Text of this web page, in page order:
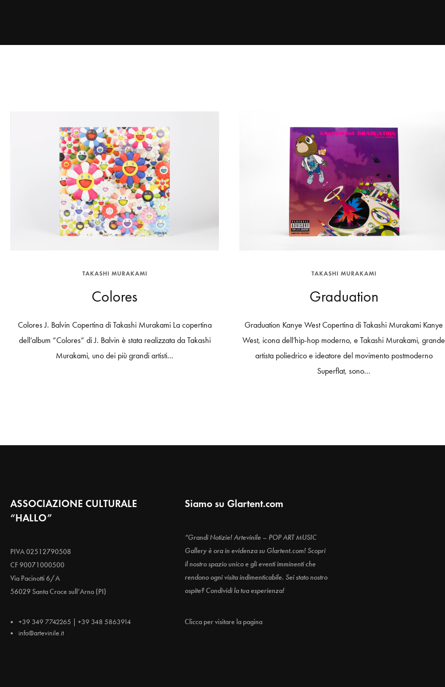
TAKASHI MURAKAMI
Colores
Colores J. Balvin Copertina di Takashi Murakami La copertina
dell’album “Colores” di J. Balvin è stata realizzata da Takashi
Murakami, uno dei più grandi artisti...
TAKASHI MURAKAMI
Graduation
Graduation Kanye West Copertina di Takashi Murakami Kanye
West, icona dell’hip-hop moderno, e Takashi Murakami, grande
artista poliedrico e ideatore del movimento postmoderno
Superflat, sono...
ASSOCIAZIONE CULTURALE
“HALLO”
PIVA 02512790508
CF 90071000500
Via Pacinotti 6/A
56029 Santa Croce sull’Arno (PI)
+39 349 7742265 | +39 348 5863914
info@artevinile.it
Siamo su Glartent.com
“Grandi Notizie! Artevinile – POP ART MUSIC
Gallery è ora in evidenza su Glartent.com! Scopri
il nostro spazio unico e gli eventi imminenti che
rendono ogni visita indimenticabile. Sei stato nostro
ospite? Condividi la tua esperienza!
Clicca per visitare la pagina